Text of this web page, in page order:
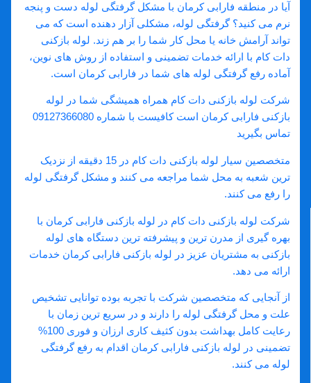
آیا در منطقه فارابی کرمان با مشکل گرفتگی لوله دست و پنجه
نرم می کنید؟ گرفتگی لوله، مشکلی آزار دهنده است که می
تواند آرامش خانه یا محل کار شما را بر هم زند. لوله بازکنی
دات کام با ارائه خدمات تضمینی و استفاده از روش های نوین،
آماده رفع گرفتگی لوله های شما در فارابی کرمان است.
شرکت لوله بازکنی دات کام همراه همیشگی شما در لوله
بازکنی فارابی کرمان است کافیست با شماره 09127366080
تماس بگیرید
متخصصین سیار لوله بازکنی دات کام در 15 دقیقه از نزدیک
ترین شعبه به محل شما مراجعه می کنند و مشکل گرفتگی لوله
را رفع می کنند.
شرکت لوله بازکنی دات کام در لوله بازکنی فارابی کرمان با
بهره گیری از مدرن ترین و پیشرفته ترین دستگاه های لوله
بازکنی به مشتریان عزیز در لوله بازکنی فارابی کرمان خدمات
ارائه می دهد.
از آنجایی که متخصصین شرکت با تجربه بوده توانایی تشخیص
علت و محل گرفتگی لوله را دارند و در سریع ترین زمان با
رعایت کامل بهداشت بدون کثیف کاری ارزان و فوری 100%
تضمینی در لوله بازکنی فارابی کرمان اقدام به رفع گرفتگی
لوله می کنند.